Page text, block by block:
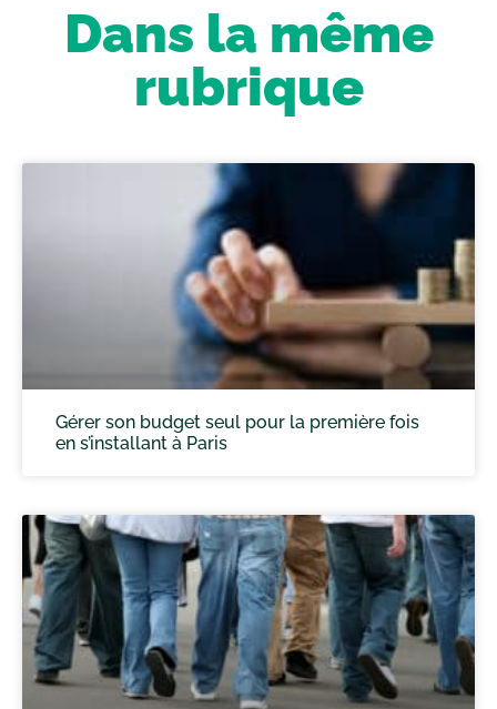
Dans la même
rubrique
Gérer son budget seul pour la première fois
en s’installant à Paris